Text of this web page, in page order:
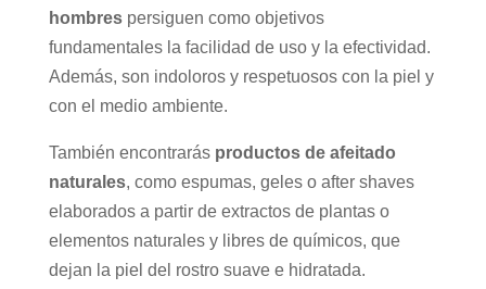
hombrespersiguen como objetivos
fundamentales la facilidad de uso y la efectividad.
Además, son indoloros y respetuosos con la piel y
con el medio ambiente.
También encontrarás productos de afeitado
naturales, como espumas, geles o after shaves
elaborados a partir de extractos de plantas o
elementos naturales y libres de químicos, que
dejan la piel del rostro suave e hidratada.